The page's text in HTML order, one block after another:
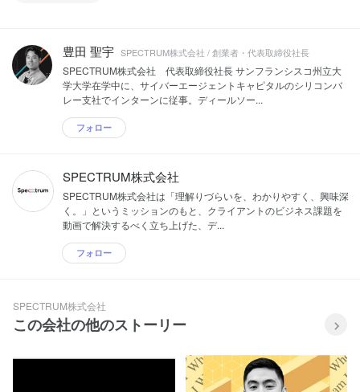
豊田 聖宇 SPECTRUM株式会社 / 創業者・代表取締役社長
SPECTRUM株式会社 代表取締役社長 サンフランシスコ州立大
学大学在学中に、サイバーエージェントキャピタルのシリコンバ
レー支社でインターンに従事。ディールソー...
フォロー
SPECTRUM株式会社
SPECTRUM株式会社は「理解りづらいを、わかりやすく、興味深
く。」というミッションのもと、クライアントのビジネス課題を
動画で解決するべく立ち上げた、デ...
フォロー
SPECTRUM株式会社
この会社の他のストーリー